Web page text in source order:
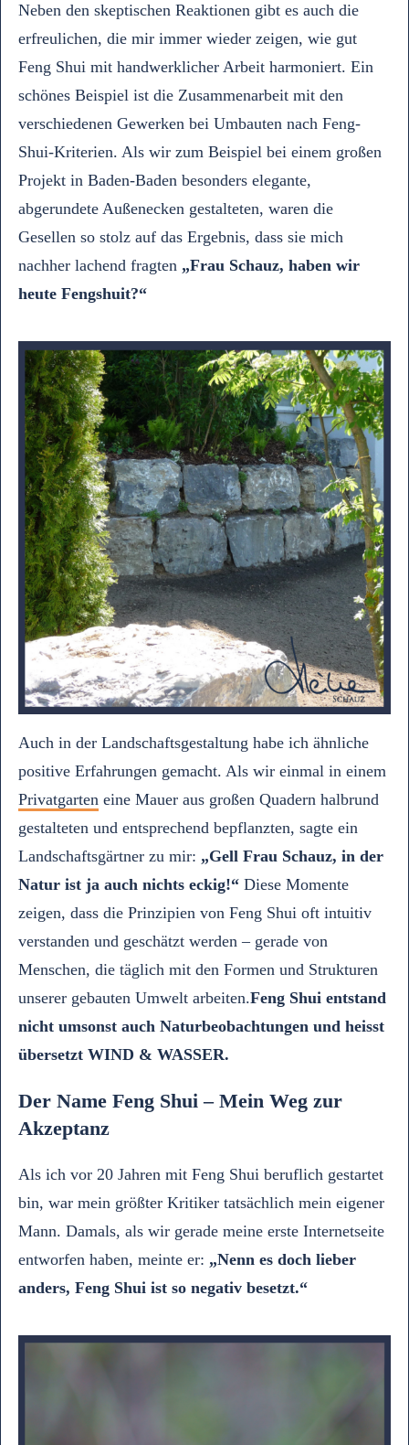
Neben den skeptischen Reaktionen gibt es auch die
erfreulichen, die mir immer wieder zeigen, wie gut
Feng Shui mit handwerklicher Arbeit harmoniert. Ein
schönes Beispiel ist die Zusammenarbeit mit den
verschiedenen Gewerken bei Umbauten nach Feng-
Shui-Kriterien. Als wir zum Beispiel bei einem großen
Projekt in Baden-Baden besonders elegante,
abgerundete Außenecken gestalteten, waren die
Gesellen so stolz auf das Ergebnis, dass sie mich
nachher lachend fragten „Frau Schauz, haben wir
heute Fengshuit?“
Auch in der Landschaftsgestaltung habe ich ähnliche
positive Erfahrungen gemacht. Als wir einmal in einem
Privatgarten eine Mauer aus großen Quadern halbrund
gestalteten und entsprechend bepflanzten, sagte ein
Landschaftsgärtner zu mir: „Gell Frau Schauz, in der
Natur ist ja auch nichts eckig!“ Diese Momente
zeigen, dass die Prinzipien von Feng Shui oft intuitiv
verstanden und geschätzt werden – gerade von
Menschen, die täglich mit den Formen und Strukturen
unserer gebauten Umwelt arbeiten.Feng Shui entstand
nicht umsonst auch Naturbeobachtungen und heisst
übersetzt WIND & WASSER.
Der Name Feng Shui – Mein Weg zur
Akzeptanz
Als ich vor 20 Jahren mit Feng Shui beruflich gestartet
bin, war mein größter Kritiker tatsächlich mein eigener
Mann. Damals, als wir gerade meine erste Internetseite
entworfen haben, meinte er: „Nenn es doch lieber
anders, Feng Shui ist so negativ besetzt.“